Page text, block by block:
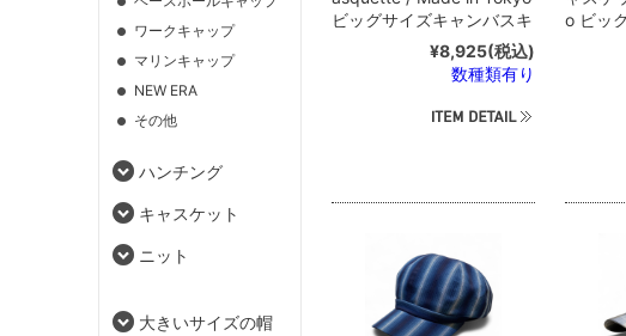
ビッグサイズキャンバスキ
ャスケット62cm¥8,925(税込)
数種類有り
o ビッ
スケ
ワークキャップ
マリンキャップ
NEW ERA
その他
ハンチング
キャスケット
ニット
大きいサイズの帽